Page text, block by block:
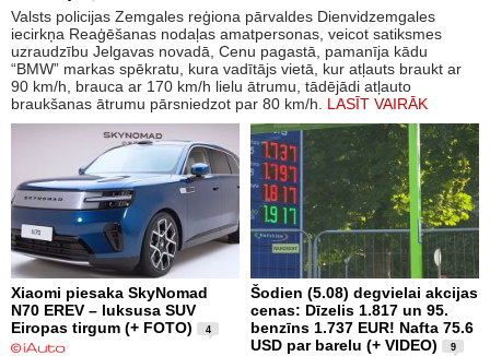
Valsts policijas Zemgales reģiona pārvaldes Dienvidzemgales
iecirkņa Reaģēšanas nodaļas amatpersonas, veicot satiksmes
uzraudzību Jelgavas novadā, Cenu pagastā, pamanīja kādu
“BMW” markas spēkratu, kura vadītājs vietā, kur atļauts braukt ar
90 km/h, brauca ar 170 km/h lielu ātrumu, tādējādi atļauto
braukšanas ātrumu pārsniedzot par 80 km/h. LASĪT VAIRĀK
Xiaomi piesaka SkyNomad
N70 EREV – luksusa SUV
Eiropas tirgum (+ FOTO)
4
Šodien (5.08) degvielai akcijas
cenas: Dīzelis 1.817 un 95.
benzīns 1.737 EUR! Nafta 75.6
USD par barelu (+ VIDEO)
9